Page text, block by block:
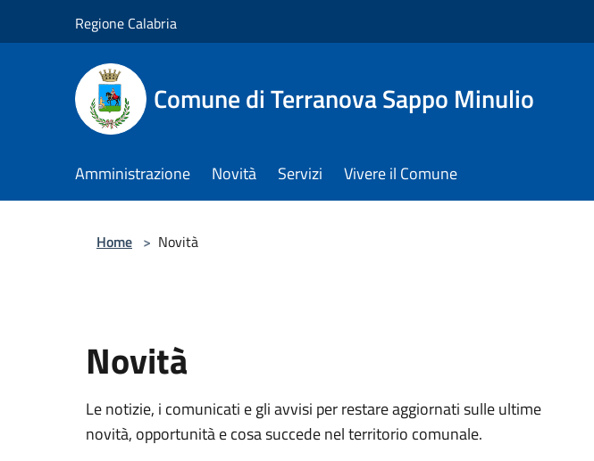
Regione Calabria
Comune di Terranova Sappo Minulio
Amministrazione Novità Servizi Vivere il Comune
Home > Novità
Novità
Le notizie, i comunicati e gli avvisi per restare aggiornati sulle ultime
novità, opportunità e cosa succede nel territorio comunale.